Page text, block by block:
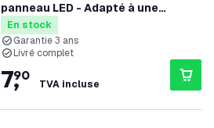
panneau LED - Adapté à une
longueur de panneau jusqu'à 150
cm
En stock
Garantie 3 ans
Livré complet
7,
90
TVA incluse